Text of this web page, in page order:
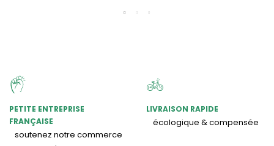
PETITE ENTREPRISE
FRANÇAISE
soutenez notre commerce
LIVRAISON RAPIDE
écologique & compensée